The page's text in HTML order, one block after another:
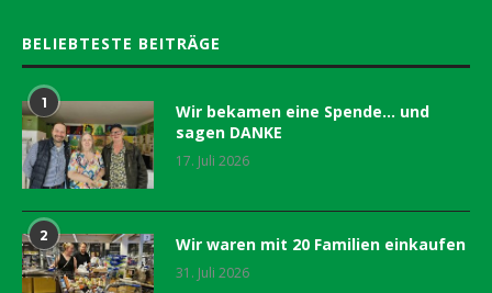
BELIEBTESTE BEITRÄGE
1
Wir bekamen eine Spende… und
sagen DANKE
17. Juli 2026
2 Wir waren mit 20 Familien einkaufen
31. Juli 2026